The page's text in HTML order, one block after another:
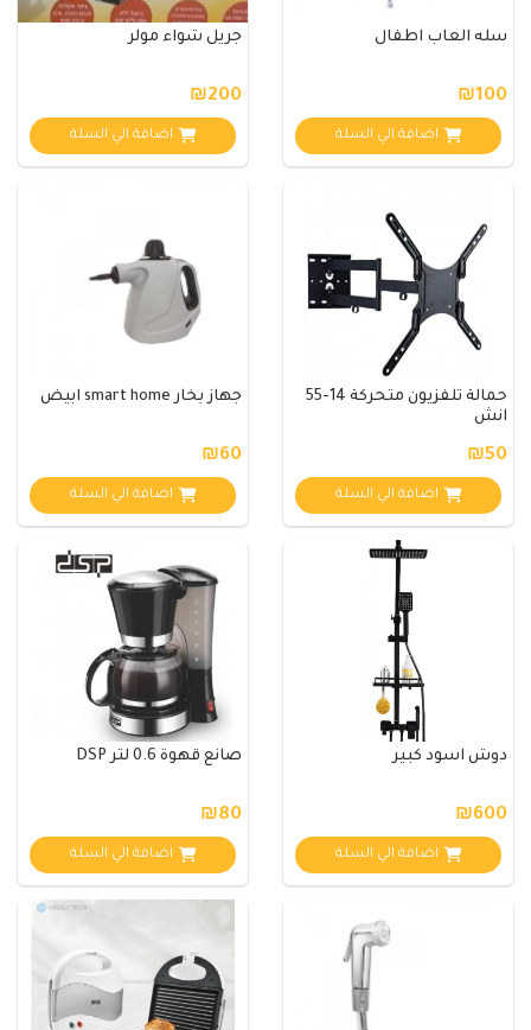
سله العاب اطفال
₪100
اضافة الي السلة
جريل شواء مولر
₪200
اضافة الي السلة
حمالة تلفزيون متحركة 14-55
انش
₪50
اضافة الي السلة
جهاز بخار smart home ابيض
₪60
اضافة الي السلة
دوش اسود كبير
₪600
اضافة الي السلة
صانع قهوة 0.6 لتر DSP
₪80
اضافة الي السلة